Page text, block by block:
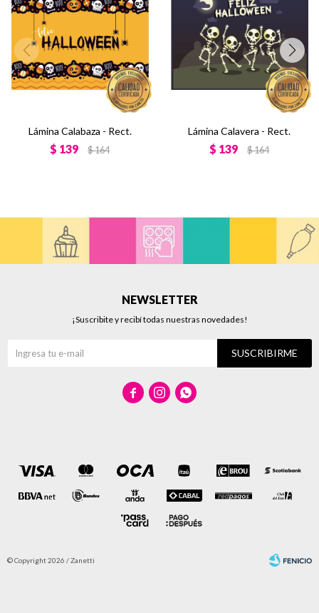
Lámina Calabaza - Rect.
$ 139 $164
Lámina Calavera - Rect.
$ 139 $164
NEWSLETTER
¡Suscribite y recibí todas nuestras novedades!
SUSCRIBIRME
  
© Copyright 2026 / Zanetti